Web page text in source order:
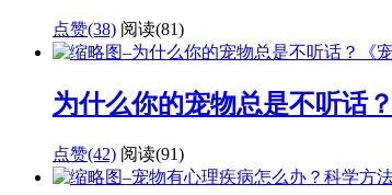
点赞(38) 阅读(81)
为什么你的宠物总是不听话
点赞(42) 阅读(91)